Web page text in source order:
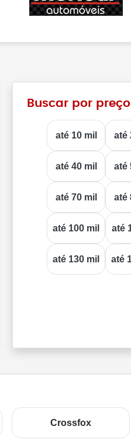
Buscar por preço
até 10 mil até
até 40 mil até
até 70 mil até
até 100 mil até
até 130 mil até
Crossfox